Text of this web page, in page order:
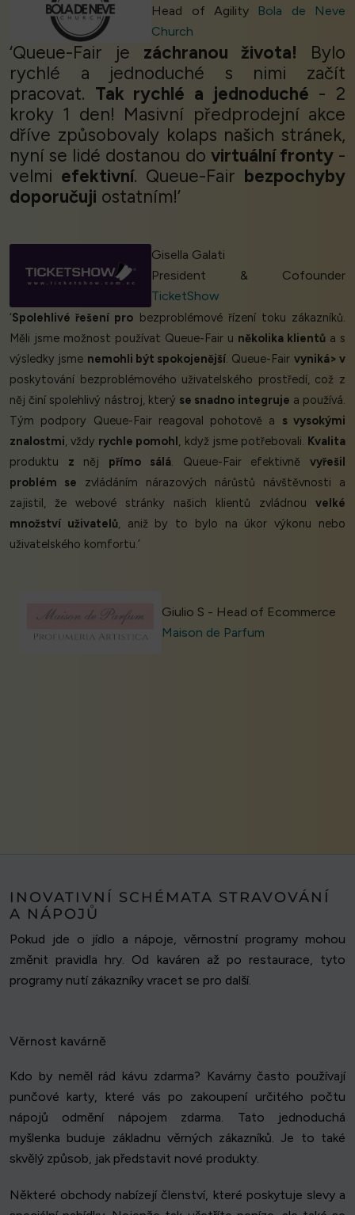
Head of Agility Bola de Neve
Church
‘Queue-Fair je záchranou života! Bylo
rychlé a jednoduché s nimi začít
pracovat. Tak rychlé a jednoduché - 2
kroky 1 den! Masivní předprodejní akce
dříve způsobovaly kolaps našich stránek,
nyní se lidé dostanou do virtuální fronty-
velmi efektivní. Queue-Fair bezpochyby
doporučuji ostatním!’
Gisella Galati
President & Cofounder
TicketShow
‘Spolehlivé řešení pro bezproblémové řízení toku zákazníků.
Měli jsme možnost používat Queue-Fair u několika klientů a s
výsledky jsme nemohli být spokojenější. Queue-Fair vyniká> v
poskytování bezproblémového uživatelského prostředí, což z
něj činí spolehlivý nástroj, který se snadno integruje a používá.
Tým podpory Queue-Fair reagoval pohotově a s vysokými
znalostmi, vždy rychle pomohl, když jsme potřebovali. Kvalita
produktu z něj přímo sálá. Queue-Fair efektivněvyřešil
problém se zvládáním nárazových nárůstů návštěvnosti a
zajistil, že webové stránky našich klientů zvládnou velké
množství uživatelů, aniž by to bylo na úkor výkonu nebo
uživatelského komfortu.’
Giulio S - Head of Ecommerce
Maison de Parfum
INOVATIVNÍ SCHÉMATA STRAVOVÁNÍ
A NÁPOJŮ
Pokud jde o jídlo a nápoje, věrnostní programy mohou
změnit pravidla hry. Od kaváren až po restaurace, tyto
programy nutí zákazníky vracet se pro další.
Věrnost kavárně
Kdo by neměl rád kávu zdarma? Kavárny často používají
punčové karty, které vás po zakoupení určitého počtu
nápojů odmění nápojem zdarma. Tato jednoduchá
myšlenka buduje základnu věrných zákazníků. Je to také
skvělý způsob, jak představit nové produkty.
Některé obchody nabízejí členství, které poskytuje slevy a